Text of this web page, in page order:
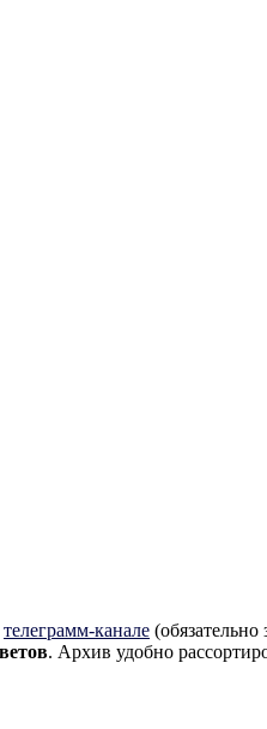
телеграмм-канале
. Архив удобно